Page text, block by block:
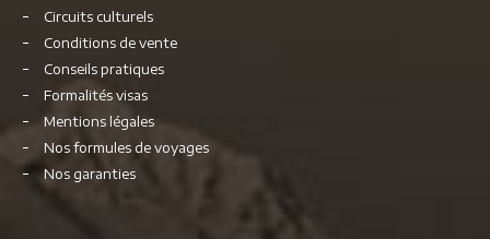
Circuits culturels
Conditions de vente
Conseils pratiques
Formalités visas
Mentions légales
Nos formules de voyages
Nos garanties